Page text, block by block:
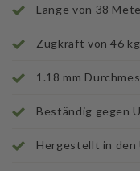
Länge von 38
Zugkraft von 46
1.18 mm
Beständig gegen
Hergestellt in den